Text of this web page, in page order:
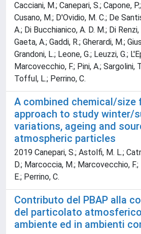
Cacciani, M.; Canepari, S.; Capone,
Cusano, M.; D'Ovidio, M. C.; De
A.; Di Bucchianico, A. D. M.; Di
Gaeta, A.; Gaddi, R.; Gherardi, M.;
Grandoni, L.; Leone, G.; Leuzzi, G.;
Marcovecchio, F.; Pini, A.; Sargolini,
Tofful, L.; Perrino, C.
A combined chemical/
approach to study winter/
variations, ageing and
atmospheric particles
2019 Canepari, S.; Astolfi, M. L.;
D.; Marcoccia, M.; Marcovecchio,
E.; Perrino, C.
Contributo del PBAP alla
del particolato
ambiente ed in ambienti